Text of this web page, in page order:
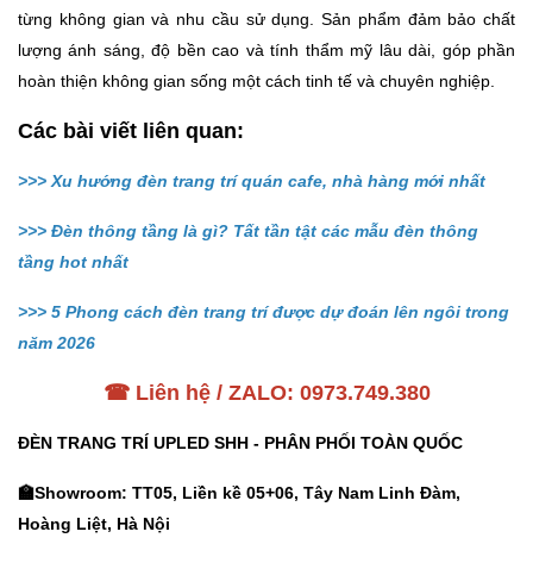
từng không gian và nhu cầu sử dụng. Sản phẩm đảm bảo chất
lượng ánh sáng, độ bền cao và tính thẩm mỹ lâu dài, góp phần
hoàn thiện không gian sống một cách tinh tế và chuyên nghiệp.
Các bài viết liên quan:
>>>Xu hướng đèn trang trí quán cafe, nhà hàng mới nhất
>>> Đèn thông tầng là gì? Tất tần tật các mẫu đèn thông
tầng hot nhất
>>> 5 Phong cách đèn trang trí được dự đoán lên ngôi trong
năm 2026
☎ Liên hệ / ZALO: 0973.749.380
ĐÈN TRANG TRÍ UPLED SHH - PHÂN PHỐI TOÀN QUỐC
🏫Showroom: TT05, Liền kề 05+06, Tây Nam Linh Đàm,
Hoàng Liệt, Hà Nội